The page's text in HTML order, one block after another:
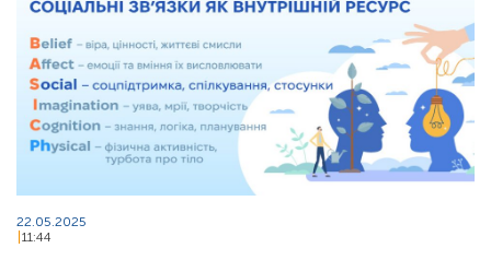
22.05.2025
11:44